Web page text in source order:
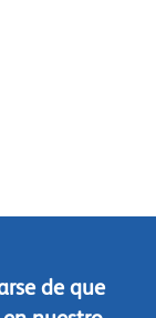
de que